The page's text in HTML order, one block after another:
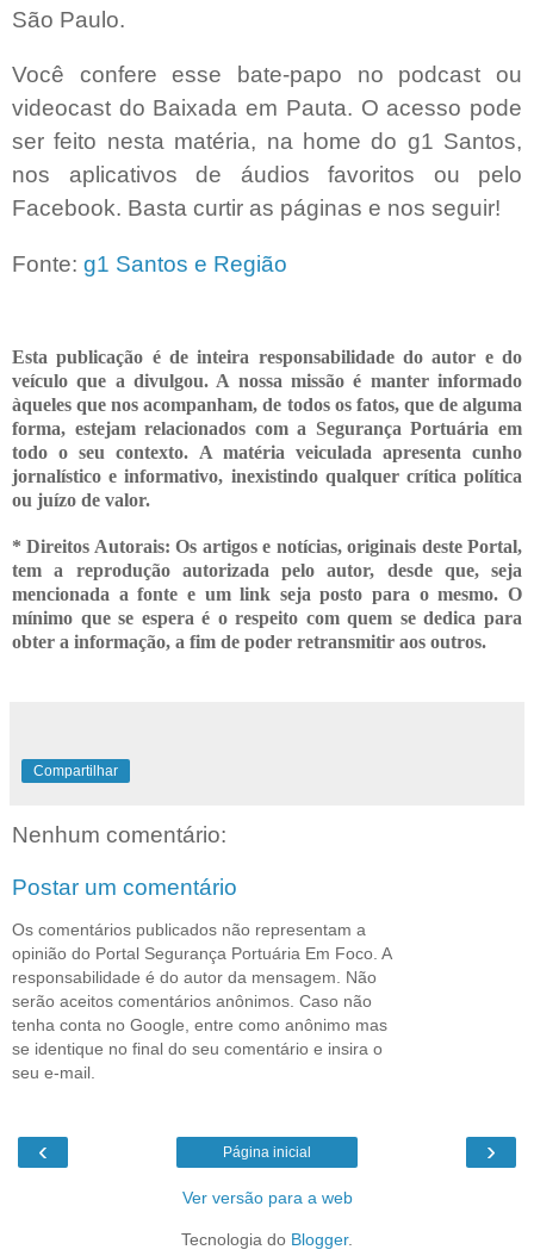
São Paulo.
Você confere esse bate-papo no podcast ou
videocast do Baixada em Pauta. O acesso pode
ser feito nesta matéria, na home do g1 Santos,
nos aplicativos de áudios favoritos ou pelo
Facebook. Basta curtir as páginas e nos seguir!
Fonte: g1 Santos e Região
Esta publicação é de inteira responsabilidade do autor e do
veículo que a divulgou. A nossa missão é manter informado
àqueles que nos acompanham, de todos os fatos, que de alguma
forma, estejam relacionados com a Segurança Portuária em
todo o seu contexto. A matéria veiculada apresenta cunho
jornalístico e informativo, inexistindo qualquer crítica política
ou juízo de valor.
* Direitos Autorais: Os artigos e notícias, originais deste Portal,
tem a reprodução autorizada pelo autor, desde que, seja
mencionada a fonte e um link seja posto para o mesmo. O
mínimo que se espera é o respeito com quem se dedica para
obter a informação, a fim de poder retransmitir aos outros.
Compartilhar
Nenhum comentário:
Postar um comentário
Os comentários publicados não representam a
opinião do Portal Segurança Portuária Em Foco. A
responsabilidade é do autor da mensagem. Não
serão aceitos comentários anônimos. Caso não
tenha conta no Google, entre como anônimo mas
se identique no final do seu comentário e insira o
seu e-mail.
‹ ›
Página inicial
Ver versão para a web
Tecnologia do Blogger.